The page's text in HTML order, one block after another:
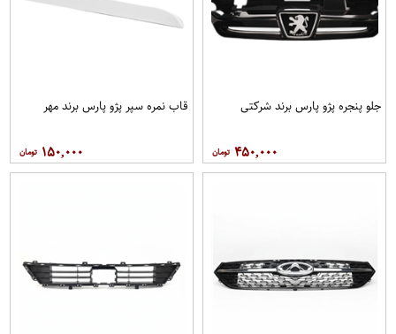
جلو پنجره پژو پارس برند شرکتی
۴۵۰,۰۰۰
قاب نمره سپر پژو پارس برند مهر
۱۵۰,۰۰۰